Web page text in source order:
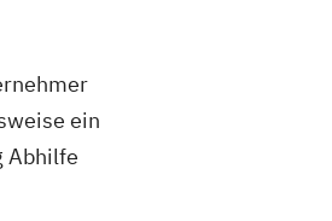
ein
Abhilfe